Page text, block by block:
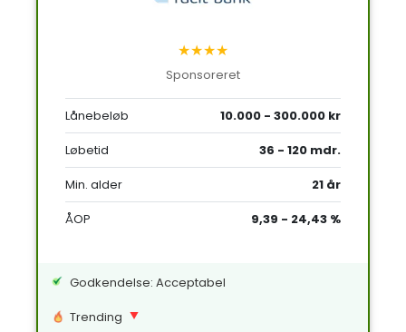
★★★★
Sponsoreret
Lånebeløb
10.000 - 300.000 kr
Løbetid
36 - 120 mdr.
Min. alder
21 år
ÅOP
9,39 - 24,43 %
Godkendelse: Acceptabel
Trending